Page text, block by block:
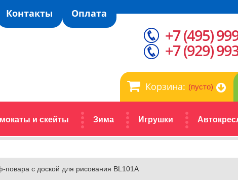
Контакты Оплата
Корзина: (пусто)
и скейты Зима Игрушки
+7 (495)
+7 (929)
повара с доской для рисования BL101A